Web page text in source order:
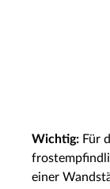
Wichtig: Für
einer